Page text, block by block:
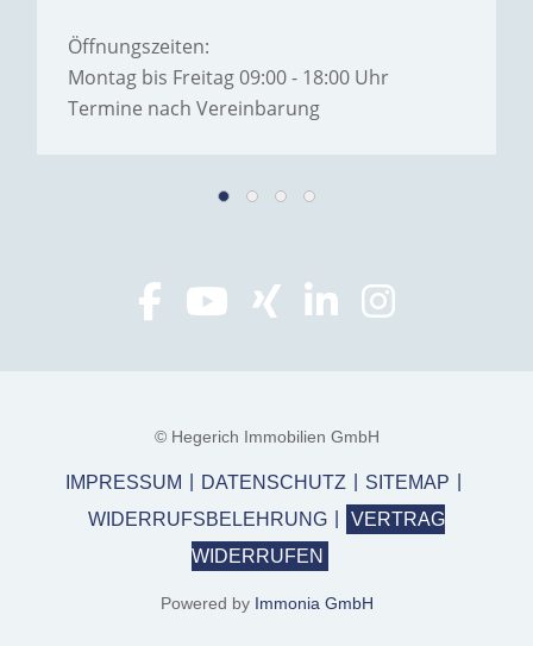
Öffnungszeiten:
Montag bis Freitag 09:00 - 18:00 Uhr
Termine nach Vereinbarung
© Hegerich Immobilien GmbH
IMPRESSUM DATENSCHUTZ
SITEMAP
WIDERRUFSBELEHRUNG
VERTRAG
WIDERRUFEN
Powered by Immonia GmbH